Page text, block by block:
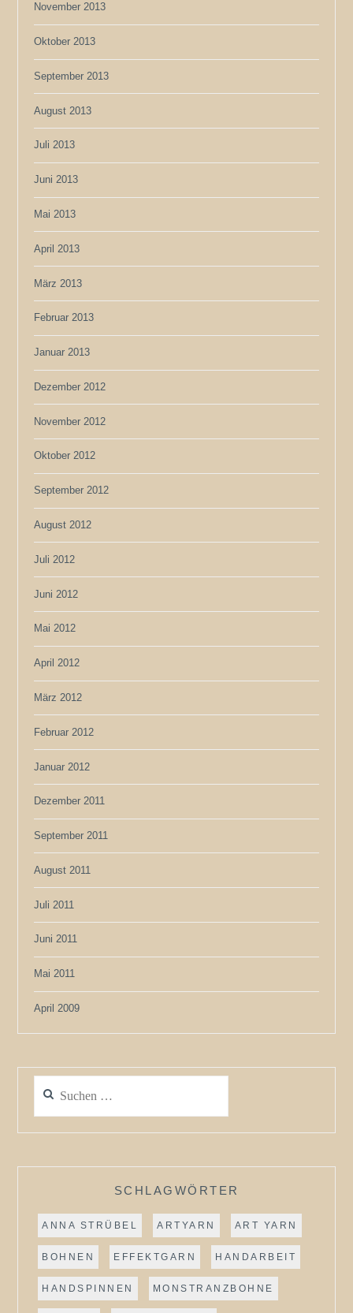
November 2013
Oktober 2013
September 2013
August 2013
Juli 2013
Juni 2013
Mai 2013
April 2013
März 2013
Februar 2013
Januar 2013
Dezember 2012
November 2012
Oktober 2012
September 2012
August 2012
Juli 2012
Juni 2012
Mai 2012
April 2012
März 2012
Februar 2012
Januar 2012
Dezember 2011
September 2011
August 2011
Juli 2011
Juni 2011
Mai 2011
April 2009
nach:
SCHLAGWÖRTER
ANNA STRÜBEL ARTYARN ART YARN
BOHNEN EFFEKTGARN HANDARBEIT
HANDSPINNEN MONSTRANZBOHNE